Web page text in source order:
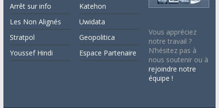
Arrêt sur info
Les Non Alignés
Stratpol
Youssef Hindi
Katehon
Uwidata
Geopolitica
Espace Partenaire
Vous appréciez
notre travail ?
N’hésitez pas à
nous soutenir ou à
rejoindre notre
équipe !